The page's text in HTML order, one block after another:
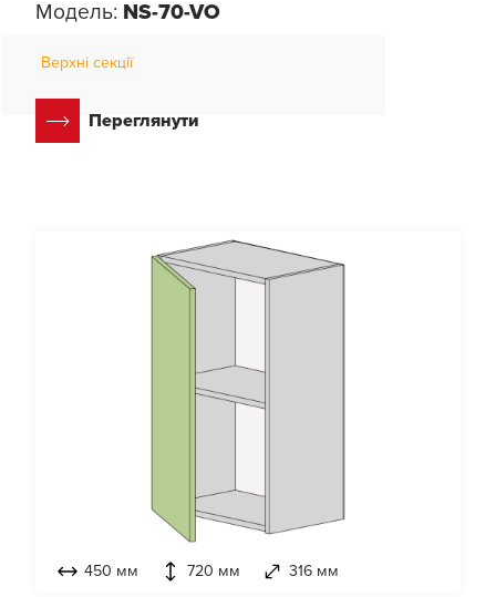
Модель: NS-70-VO
Верхні секції
Переглянути
450 мм 720 мм 316 мм